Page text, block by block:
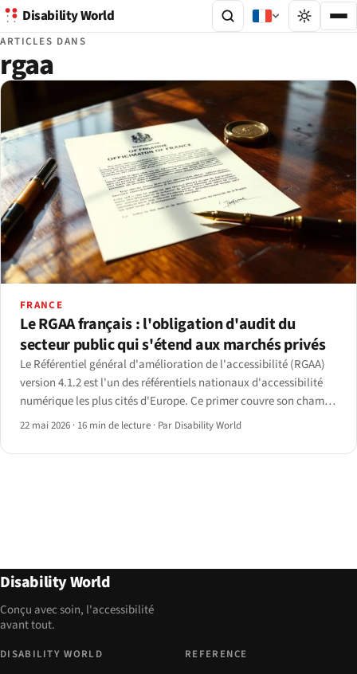
Disability World
ARTICLES DANS
rgaa
FRANCE
Le RGAA français : l'obligation d'audit du
secteur public qui s'étend aux marchés privés
Le Référentiel général d'amélioration de l'accessibilité (RGAA)
version 4.1.2 est l'un des référentiels nationaux d'accessibilité
numérique les plus cités d'Europe. Ce primer couvre son champ,
ses obligations, son application et la situation en 2026.
22 mai 2026 · 16 min de lecture · Par Disability World
Disability World
Conçu avec soin, l'accessibilité
avant tout.
DISABILITY WORLD REFERENCE